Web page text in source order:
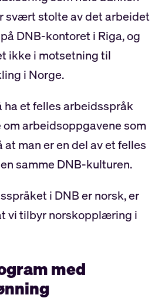
svært stolte av det arbeidet
DNB-kontoret i Riga, og
ikke i motsetning til
i Norge.
ha et felles arbeidsspråk
arbeidsoppgavene som
at man er en del av et felles
samme DNB-kulturen.
i DNB er norsk, er
vi tilbyr norskopplæring i
med